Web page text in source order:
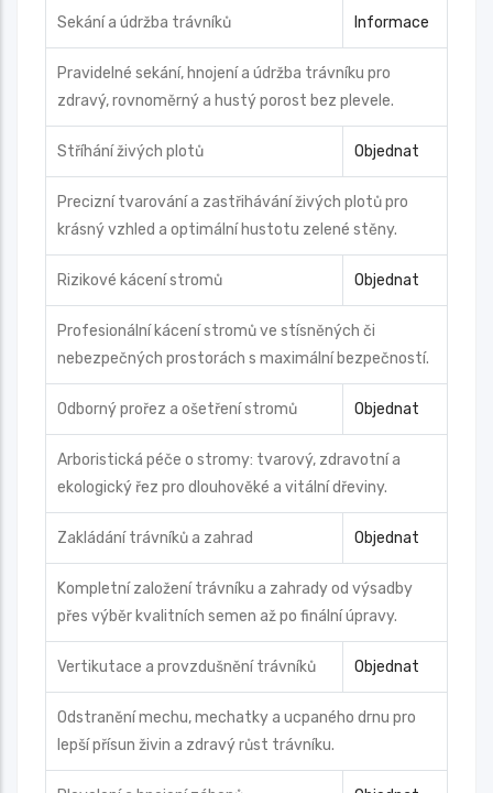
Sekání a údržba trávníků Informace
Pravidelné sekání, hnojení a údržba trávníku pro
zdravý, rovnoměrný a hustý porost bez plevele.
Stříhání živých plotů Objednat
Precizní tvarování a zastřihávání živých plotů pro
krásný vzhled a optimální hustotu zelené stěny.
Rizikové kácení stromů Objednat
Profesionální kácení stromů ve stísněných či
nebezpečných prostorách s maximální bezpečností.
Odborný prořez a ošetření stromů Objednat
Arboristická péče o stromy: tvarový, zdravotní a
ekologický řez pro dlouhověké a vitální dřeviny.
Zakládání trávníků a zahrad Objednat
Kompletní založení trávníku a zahrady od výsadby
přes výběr kvalitních semen až po finální úpravy.
Vertikutace a provzdušnění trávníků Objednat
Odstranění mechu, mechatky a ucpaného drnu pro
lepší přísun živin a zdravý růst trávníku.